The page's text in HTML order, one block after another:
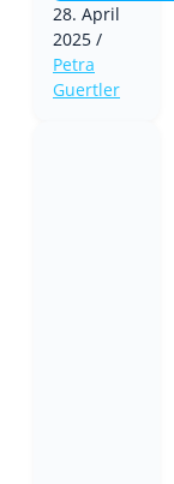
28. April
2025 /
Petra
Guertler